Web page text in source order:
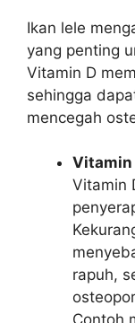
Ikan lele
yang penting
Vitamin D
sehingga
mencegah
Vitamin
Vitamin
rapuh,
Contoh